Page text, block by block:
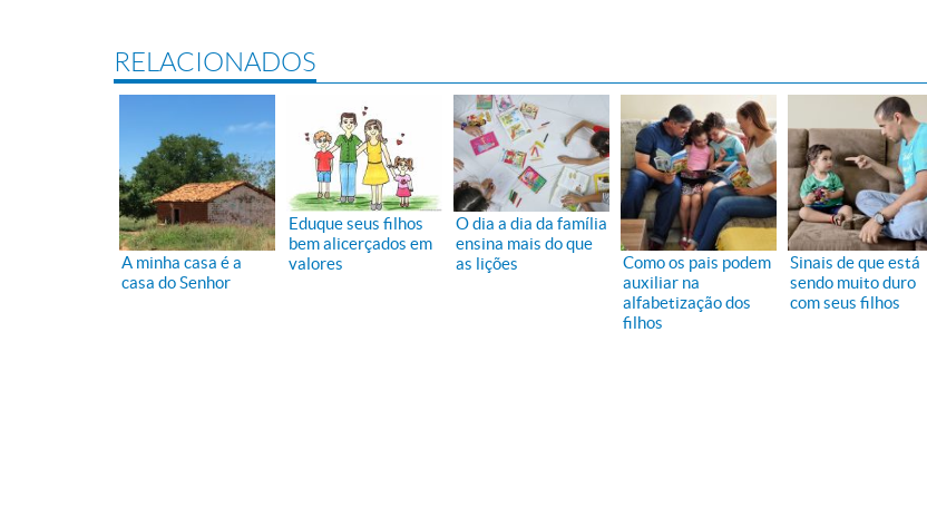
RELACIONADOS
A minha casa é a
casa do Senhor
Eduque seus filhos
bem alicerçados em
valores
O dia a dia da família
ensina mais do que
as lições
Como os pais podem
auxiliar na
alfabetização dos
filhos
Sinais de que está
sendo muito duro
com seus filhos